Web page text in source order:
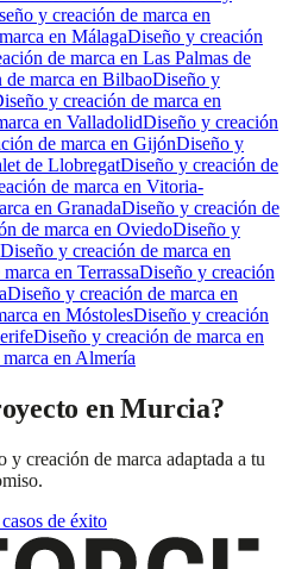
y creación de marca en
en MálagaDiseño y creación
de marca en Las Palmas de
marca en BilbaoDiseño y
y creación de marca en
en ValladolidDiseño y creación
de marca en GijónDiseño y
de LlobregatDiseño y creación de
de marca en Vitoria-
en GranadaDiseño y creación de
de marca en OviedoDiseño y
Diseño y creación de marca en
en TerrassaDiseño y creación
Diseño y creación de marca en
en MóstolesDiseño y creación
Diseño y creación de marca en
en Almería
en Murcia?
y creación de marca adaptada a tu
de éxito